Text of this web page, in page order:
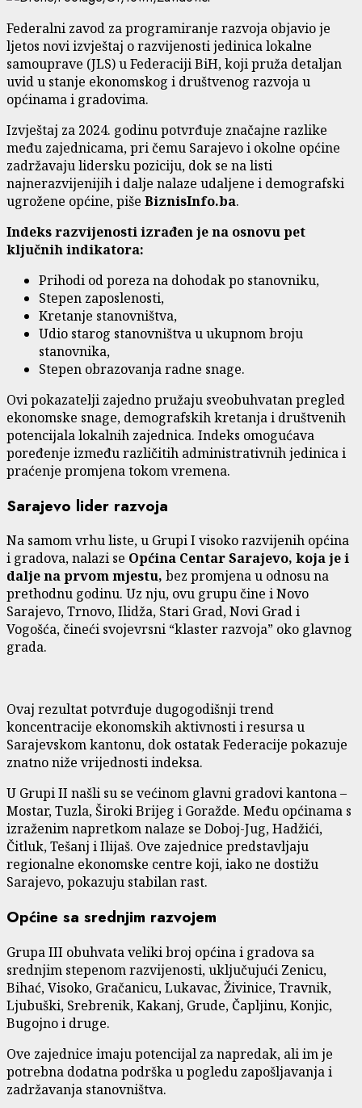
Federalni zavod za programiranje razvoja objavio je
ljetos novi izvještaj o razvijenosti jedinica lokalne
samouprave (JLS) u Federaciji BiH, koji pruža detaljan
uvid u stanje ekonomskog i društvenog razvoja u
općinama i gradovima.
Izvještaj za 2024. godinu potvrđuje značajne razlike
među zajednicama, pri čemu Sarajevo i okolne općine
zadržavaju lidersku poziciju, dok se na listi
najnerazvijenijih i dalje nalaze udaljene i demografski
ugrožene općine, piše BiznisInfo.ba.
Indeks razvijenosti izrađen je na osnovu pet
ključnih indikatora:
Prihodi od poreza na dohodak po stanovniku,
Stepen zaposlenosti,
Kretanje stanovništva,
Udio starog stanovništva u ukupnom broju
stanovnika,
Stepen obrazovanja radne snage.
Ovi pokazatelji zajedno pružaju sveobuhvatan pregled
ekonomske snage, demografskih kretanja i društvenih
potencijala lokalnih zajednica. Indeks omogućava
poređenje između različitih administrativnih jedinica i
praćenje promjena tokom vremena.
Sarajevo lider razvoja
Na samom vrhu liste, u Grupi I visoko razvijenih općina
i gradova, nalazi se Općina Centar Sarajevo, koja je i
dalje na prvom mjestu, bez promjena u odnosu na
prethodnu godinu. Uz nju, ovu grupu čine i Novo
Sarajevo, Trnovo, Ilidža, Stari Grad, Novi Grad i
Vogošća, čineći svojevrsni “klaster razvoja” oko glavnog
grada.
Ovaj rezultat potvrđuje dugogodišnji trend
koncentracije ekonomskih aktivnosti i resursa u
Sarajevskom kantonu, dok ostatak Federacije pokazuje
znatno niže vrijednosti indeksa.
U Grupi II našli su se većinom glavni gradovi kantona –
Mostar, Tuzla, Široki Brijeg i Goražde. Među općinama s
izraženim napretkom nalaze se Doboj-Jug, Hadžići,
Čitluk, Tešanj i Ilijaš. Ove zajednice predstavljaju
regionalne ekonomske centre koji, iako ne dostižu
Sarajevo, pokazuju stabilan rast.
Općine sa srednjim razvojem
Grupa III obuhvata veliki broj općina i gradova sa
srednjim stepenom razvijenosti, uključujući Zenicu,
Bihać, Visoko, Gračanicu, Lukavac, Živinice, Travnik,
Ljubuški, Srebrenik, Kakanj, Grude, Čapljinu, Konjic,
Bugojno i druge.
Ove zajednice imaju potencijal za napredak, ali im je
potrebna dodatna podrška u pogledu zapošljavanja i
zadržavanja stanovništva.